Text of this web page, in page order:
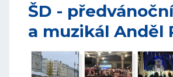
ŠD -
a muzikál Anděl